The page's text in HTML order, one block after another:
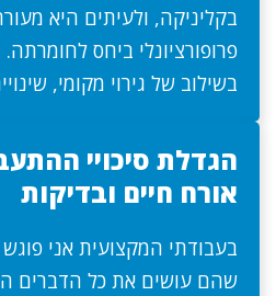
בקליניקה, ולעיתים היא
פרופורציונלי ביחס
בשילוב של גירוי מקומי,
הגדלת סיכויי
אורח חיים ובדיקות
בעבודתי המקצועית אני
שהם עושים את כל הדברים